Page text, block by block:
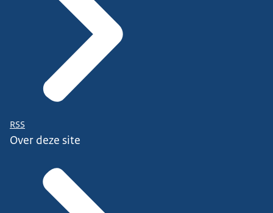
RSS
Over deze site